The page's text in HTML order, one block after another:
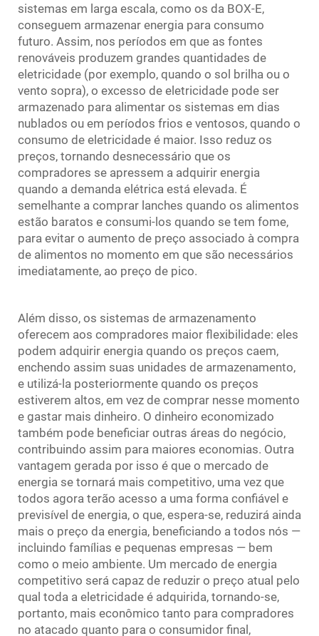
sistemas em larga escala, como os da BOX-E,
conseguem armazenar energia para consumo
futuro. Assim, nos períodos em que as fontes
renováveis produzem grandes quantidades de
eletricidade (por exemplo, quando o sol brilha ou o
vento sopra), o excesso de eletricidade pode ser
armazenado para alimentar os sistemas em dias
nublados ou em períodos frios e ventosos, quando o
consumo de eletricidade é maior. Isso reduz os
preços, tornando desnecessário que os
compradores se apressem a adquirir energia
quando a demanda elétrica está elevada. É
semelhante a comprar lanches quando os alimentos
estão baratos e consumi-los quando se tem fome,
para evitar o aumento de preço associado à compra
de alimentos no momento em que são necessários
imediatamente, ao preço de pico.
Além disso, os sistemas de armazenamento
oferecem aos compradores maior flexibilidade: eles
podem adquirir energia quando os preços caem,
enchendo assim suas unidades de armazenamento,
e utilizá-la posteriormente quando os preços
estiverem altos, em vez de comprar nesse momento
e gastar mais dinheiro. O dinheiro economizado
também pode beneficiar outras áreas do negócio,
contribuindo assim para maiores economias. Outra
vantagem gerada por isso é que o mercado de
energia se tornará mais competitivo, uma vez que
todos agora terão acesso a uma forma confiável e
previsível de energia, o que, espera-se, reduzirá ainda
mais o preço da energia, beneficiando a todos nós —
incluindo famílias e pequenas empresas — bem
como o meio ambiente. Um mercado de energia
competitivo será capaz de reduzir o preço atual pelo
qual toda a eletricidade é adquirida, tornando-se,
portanto, mais econômico tanto para compradores
no atacado quanto para o consumidor final,